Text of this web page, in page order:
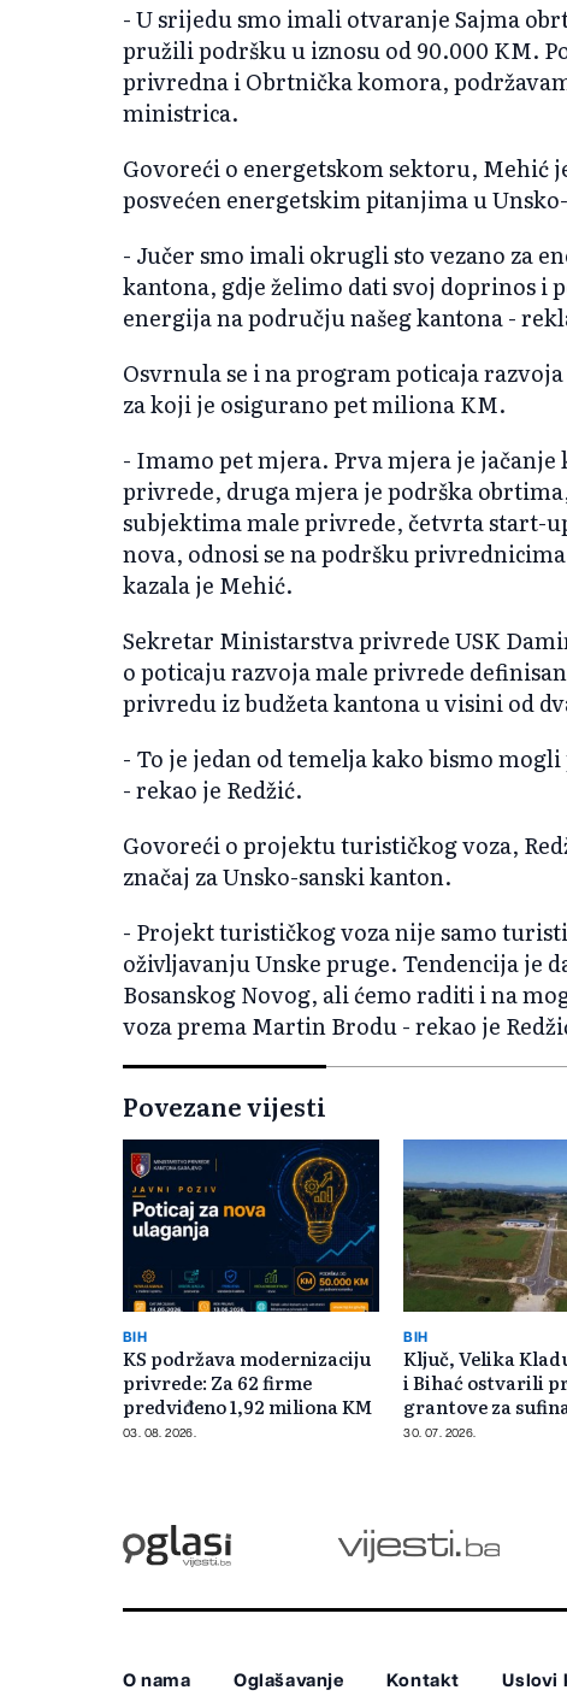
- U srijedu smo imali otvaranje Sajma
pružili podršku u iznosu od 90.000 KM.
privredna i Obrtnička komora,
ministrica.
Govoreći o energetskom sektoru, Mehić
posvećen energetskim pitanjima u
- Jučer smo imali okrugli sto vezano za
kantona, gdje želimo dati svoj doprinos i
energija na području našeg kantona -
Osvrnula se i na program poticaja
za koji je osigurano pet miliona KM.
- Imamo pet mjera. Prva mjera je
privrede, druga mjera je podrška
subjektima male privrede, četvrta start-
nova, odnosi se na podršku
kazala je Mehić.
Sekretar Ministarstva privrede USK
o poticaju razvoja male privrede
privredu iz budžeta kantona u visini od
- To je jedan od temelja kako bismo
- rekao je Redžić.
Govoreći o projektu turističkog voza,
značaj za Unsko-sanski kanton.
- Projekt turističkog voza nije samo
oživljavanju Unske pruge. Tendencija je
Bosanskog Novog, ali ćemo raditi i na
voza prema Martin Brodu - rekao je
Povezane vijesti
BIH
KS podržava modernizaciju
privrede: Za 62 firme
predviđeno 1,92 miliona KM
03. 08. 2026.
BIH
Ključ, Velika
i Bihać ostvarili
grantove za
poslovnih zona
30. 07. 2026.
O nama Oglašavanje Kontakt Uslovi